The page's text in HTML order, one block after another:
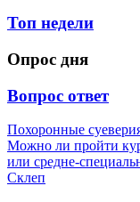
Топ недели
Опрос дня
Вопрос ответ
Похоронные
Можно ли пройти
или средне-
Склеп